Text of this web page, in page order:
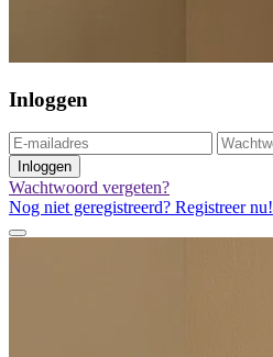
Inloggen
Inloggen
Wachtwoord vergeten?
Nog niet geregistreerd? Registreer nu!